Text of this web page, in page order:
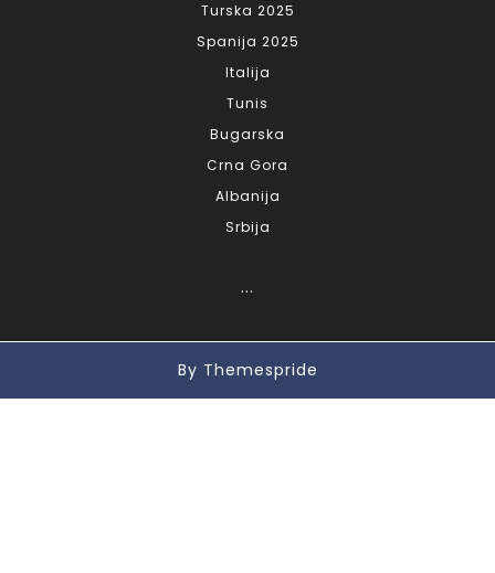
Turska 2025
Spanija 2025
Italija
Tunis
Bugarska
Crna Gora
Albanija
Srbija
...
By Themespride